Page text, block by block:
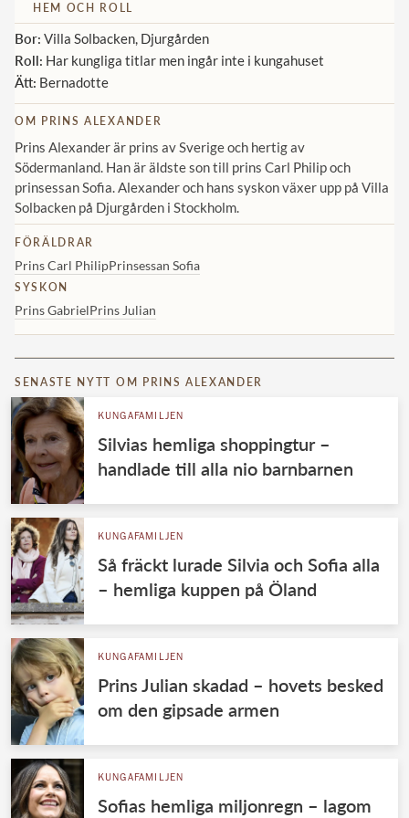
HEM OCH ROLL
Bor: Villa Solbacken, Djurgården
Roll: Har kungliga titlar men ingår inte i kungahuset
Ätt: Bernadotte
OM PRINS ALEXANDER
Prins Alexander är prins av Sverige och hertig av
Södermanland. Han är äldste son till prins Carl Philip och
prinsessan Sofia. Alexander och hans syskon växer upp på Villa
Solbacken på Djurgården i Stockholm.
FÖRÄLDRAR
Prins Carl PhilipPrinsessan Sofia
SYSKON
Prins GabrielPrins Julian
SENASTE NYTT OM PRINS ALEXANDER
KUNGAFAMILJEN
Silvias hemliga shoppingtur –
handlade till alla nio barnbarnen
KUNGAFAMILJEN
Så fräckt lurade Silvia och Sofia alla
– hemliga kuppen på Öland
KUNGAFAMILJEN
Prins Julian skadad – hovets besked
om den gipsade armen
KUNGAFAMILJEN
Sofias hemliga miljonregn – lagom